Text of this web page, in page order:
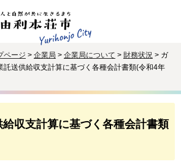
ページ > 企業局 > 企業局について > 財務状況 > ガ
託送供給収支計算に基づく各種会計書類(令和4年
給収支計算に基づく各種会計書類